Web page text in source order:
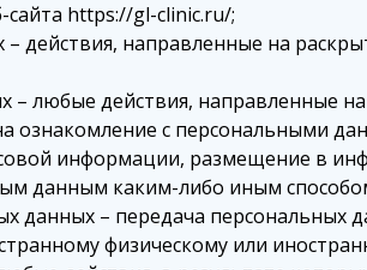
https://gl-clinic.ru/;
действия, направленные на
– любые действия, направленные
ознакомление с персональными
информации, размещение в
данным каким-либо иным
данных – передача персональных
физическому или